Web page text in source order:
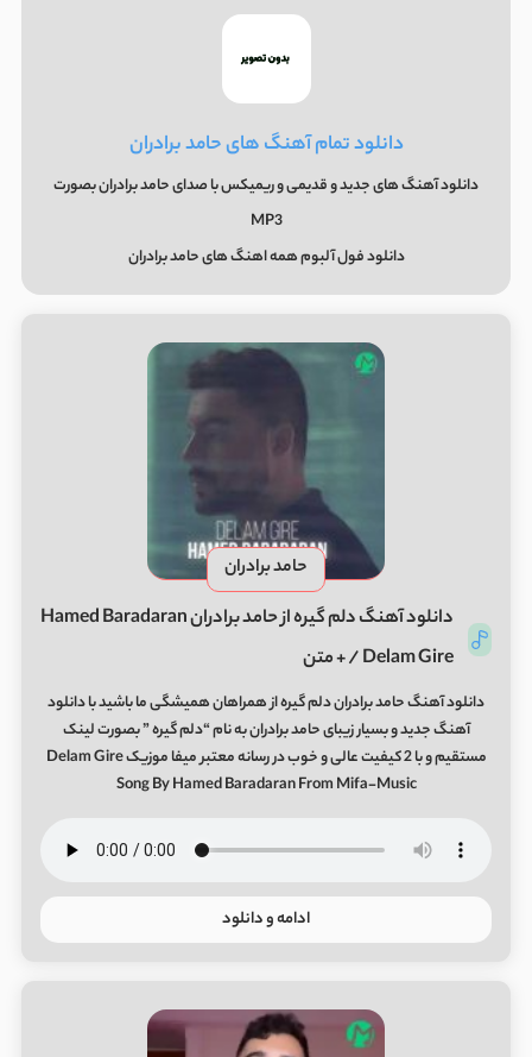
دانلود تمام آهنگ های حامد برادران
دانلود آهنگ های جدید و قدیمی و ریمیکس با صدای حامد برادران بصورت
MP3
دانلود فول آلبوم همه اهنگ های حامد برادران
حامد برادران
دانلود آهنگ دلم گیره از حامد برادران Hamed Baradaran
/ Delam Gire + متن
دانلود آهنگ حامد برادران دلم گیره از همراهان همیشگی ما باشید با دانلود
آهنگ جدید و بسیار زیبای حامد برادران به نام “دلم گیره ” بصورت لینک
مستقیم و با 2 کیفیت عالی و خوب در رسانه معتبر میفا موزیک Delam Gire
Song By Hamed Baradaran From Mifa-Music
ادامه و دانلود